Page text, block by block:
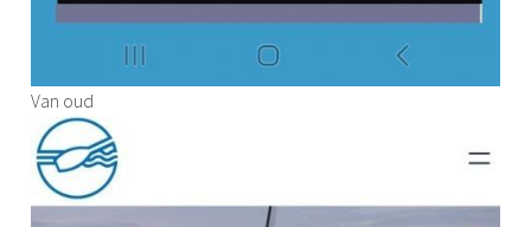
Van oud